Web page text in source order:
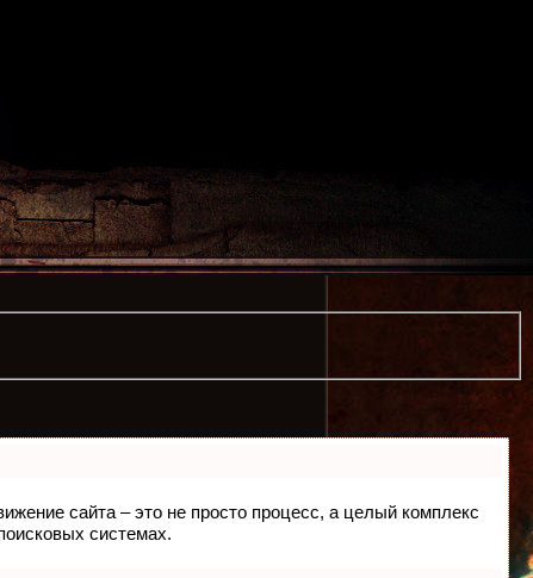
сайта – это не просто процесс, а целый комплекс
системах.